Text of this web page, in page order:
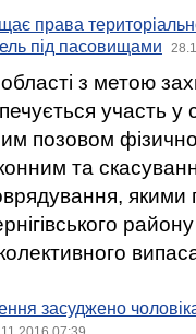
права
під пасовищами
з метою
участь у
позовом
та
якими
засуджено